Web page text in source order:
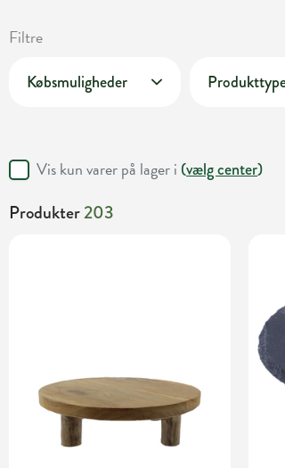
Filtre
Købsmuligheder
Vis kun varer på lager i (vælg center)
Produkter203